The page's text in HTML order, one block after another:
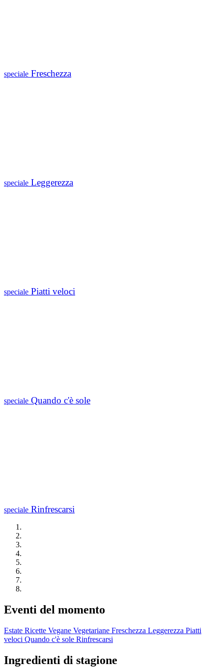
speciale Freschezza
speciale Leggerezza
speciale Piatti veloci
speciale Quando c'è sole
speciale Rinfrescarsi
Eventi del momento
Estate Ricette Vegane Vegetariane Freschezza Leggerezza Piatti
veloci Quando c'è sole Rinfrescarsi
Ingredienti di stagione